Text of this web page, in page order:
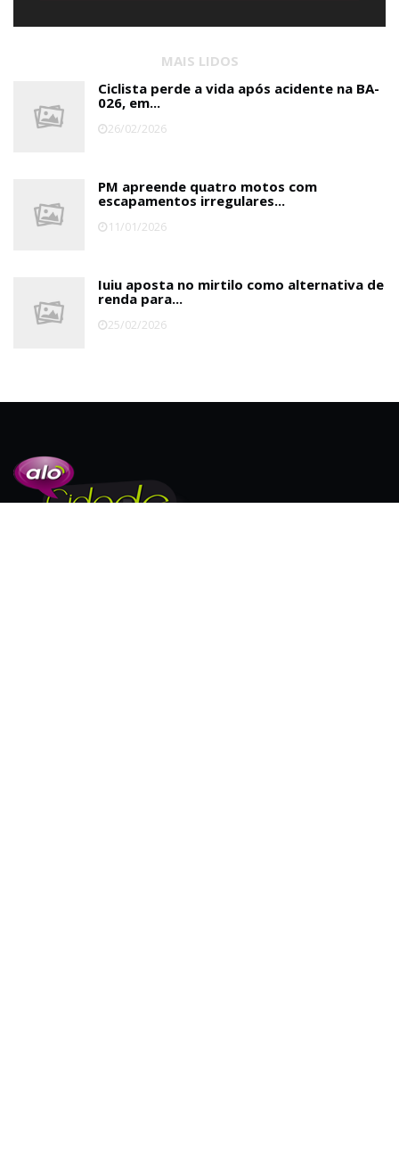
MAIS LIDOS
Ciclista perde a vida após acidente na BA-
026, em...
26/02/2026
PM apreende quatro motos com
escapamentos irregulares...
11/01/2026
Iuiu aposta no mirtilo como alternativa de
renda para...
25/02/2026